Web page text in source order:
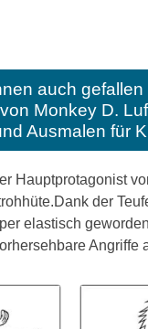
auch gefallen
Monkey D.
Ausmalen für
Hauptprotagonist
der
elastisch
Angriffe